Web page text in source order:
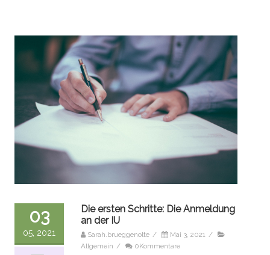
03
05, 2021
Die ersten Schritte: Die Anmeldung
an der IU
Sarah.brueggenolte / Mai 3, 2021 /
Allgemein / 0Kommentare